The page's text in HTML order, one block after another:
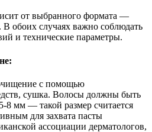
от выбранного формата —
обоих случаях важно соблюдать
и технические параметры.
с помощью
сушка. Волосы должны быть
8 мм — такой размер считается
для захвата пасты
ассоциации дерматологов,